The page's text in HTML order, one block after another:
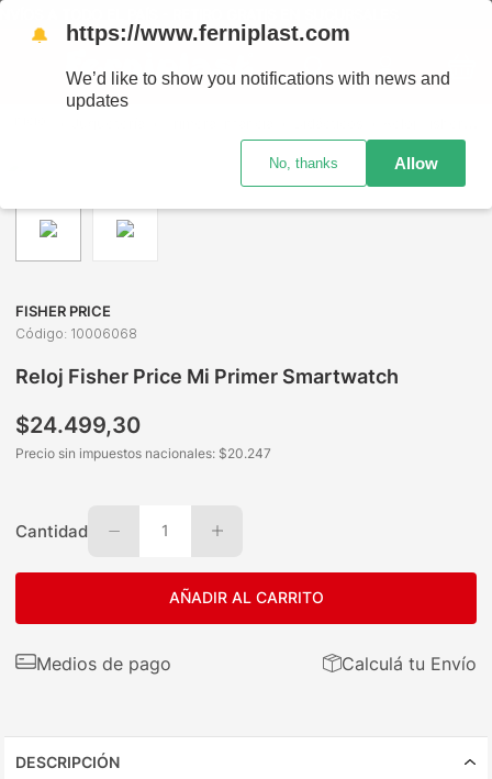
FISHER PRICE
Código: 10006068
Reloj Fisher Price Mi Primer Smartwatch
$24.499,30
Precio sin impuestos nacionales: $20.247
Cantidad 1
AÑADIR AL CARRITO
Medios de pago Calculá tu Envío
DESCRIPCIÓN
🔔 https://www.ferniplast.com
We’d like to show you notifications with news and
updates
No, thanks Allow